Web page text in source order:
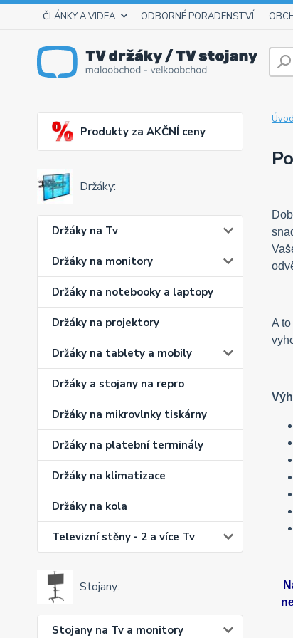
ČLÁNKY A VIDEA ODBORNÉ PORADENSTVÍ
Produkty za AKČNÍ ceny
Držáky:
Držáky na Tv
Držáky na monitory
Držáky na notebooky a laptopy
Držáky na projektory
Držáky na tablety a mobily
Držáky a stojany na repro
Držáky na mikrovlnky tiskárny
Držáky na platební terminály
Držáky na klimatizace
Držáky na kola
Televizní stěny - 2 a více Tv
Stojany:
Stojany na Tv a monitory
Úvod
A